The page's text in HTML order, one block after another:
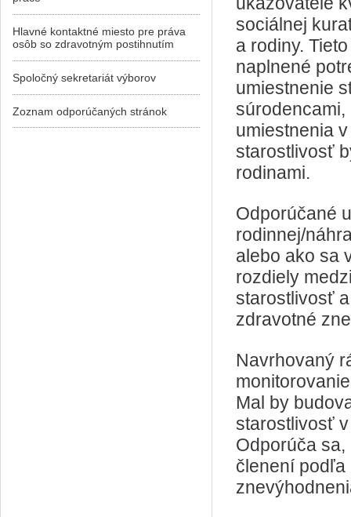
sociálnej
a rodiny.
naplnené
umiestnenie
súrodencami,
umiestnenia
starostlivosť
rodinami.
Odporúčané
rodinnej/
alebo ako sa
rozdiely
starostlivosť
zdravotné
Navrhovaný
Mal by
starostlivosť
Odporúča
členení podľa
Hlavné kontaktné miesto pre práva
osôb so zdravotným postihnutím
Spoločný sekretariát výborov
Zoznam odporúčaných stránok